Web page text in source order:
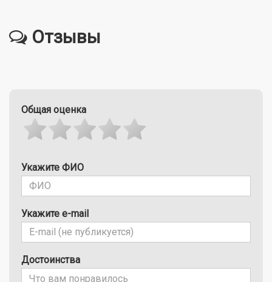
Отзывы
Общая оценка
Укажите ФИО
Укажите e-mail
Достоинства